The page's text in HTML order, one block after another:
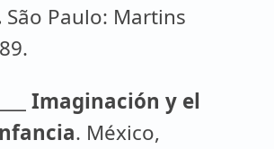
São Paulo: Martins
Imaginación y el
. México,